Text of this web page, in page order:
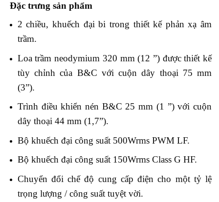
Đặc trưng sản phẩm
2 chiều, khuếch đại bi trong thiết kế phản xạ âm
trầm.
Loa trầm neodymium 320 mm (12 ”) được thiết kế
tùy chỉnh của B&C với cuộn dây thoại 75 mm
(3”).
Trình điều khiển nén B&C 25 mm (1 ”) với cuộn
dây thoại 44 mm (1,7”).
Bộ khuếch đại công suất 500Wrms PWM LF.
Bộ khuếch đại công suất 150Wrms Class G HF.
Chuyển đổi chế độ cung cấp điện cho một tỷ lệ
trọng lượng / công suất tuyệt vời.